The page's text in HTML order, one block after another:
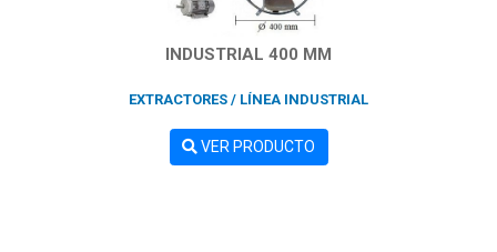
INDUSTRIAL 400 MM
EXTRACTORES / LÍNEA INDUSTRIAL
VER PRODUCTO